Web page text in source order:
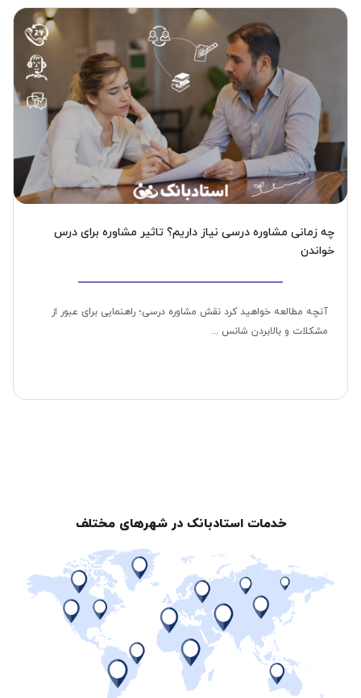
چه زمانی مشاوره درسی نیاز داریم؟ تاثیر مشاوره برای درس
خواندن
آنچه مطالعه خواهید کرد نقش مشاوره درسی؛ راهنمایی برای عبور از
مشکلات و بالابردن شانس ...
خدمات استادبانک در شهرهای مختلف